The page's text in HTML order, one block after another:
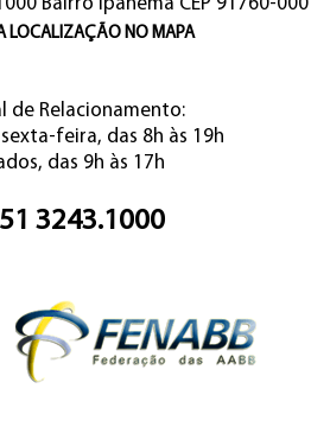
LOCALIZAÇÃO NO MAPA
de Relacionamento:
feira, das 8h às 19h
das 9h às 17h
51 3243.1000